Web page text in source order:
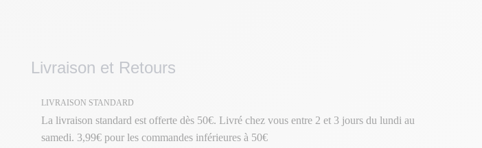
Livraison et Retours
LIVRAISON STANDARD
La livraison standard est offerte dès 50€. Livré chez vous entre 2 et 3 jours du lundi au
samedi. 3,99€ pour les commandes inférieures à 50€